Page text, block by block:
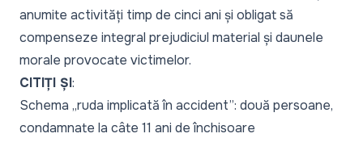
anumite activități timp de cinci ani și obligat să
compenseze integral prejudiciul material și daunele
morale provocate victimelor.
CITIȚI ȘI:
Schema „ruda implicată în accident”: două persoane,
condamnate la câte 11 ani de închisoare